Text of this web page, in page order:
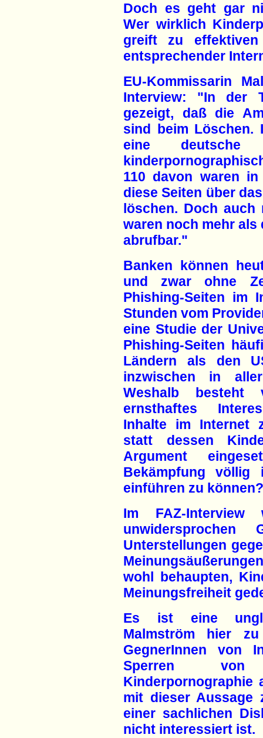
Doch es geht gar
Wer wirklich
greift zu
entsprechender
EU-Kommissarin
Interview: "In der
gezeigt, daß die
sind beim Löschen.
eine deutsche
110 davon waren
diese Seiten über
löschen. Doch
waren noch mehr als
abrufbar."
Banken können
und zwar ohne
Phishing-Seiten im
Stunden vom
eine Studie der
Phishing-Seiten
Ländern als den
inzwischen in
Weshalb
ernsthaftes
Inhalte im Internet
statt dessen
Argument
Bekämpfung völlig
einführen zu können?
Im FAZ-Interview
unwidersprochen
Unterstellungen
wohl behaupten,
Meinungsfreiheit
Es ist eine
Malmström hier
GegnerInnen von
Sperren von
Kinderpornographie
mit dieser Aussage
einer sachlichen
nicht interessiert ist.